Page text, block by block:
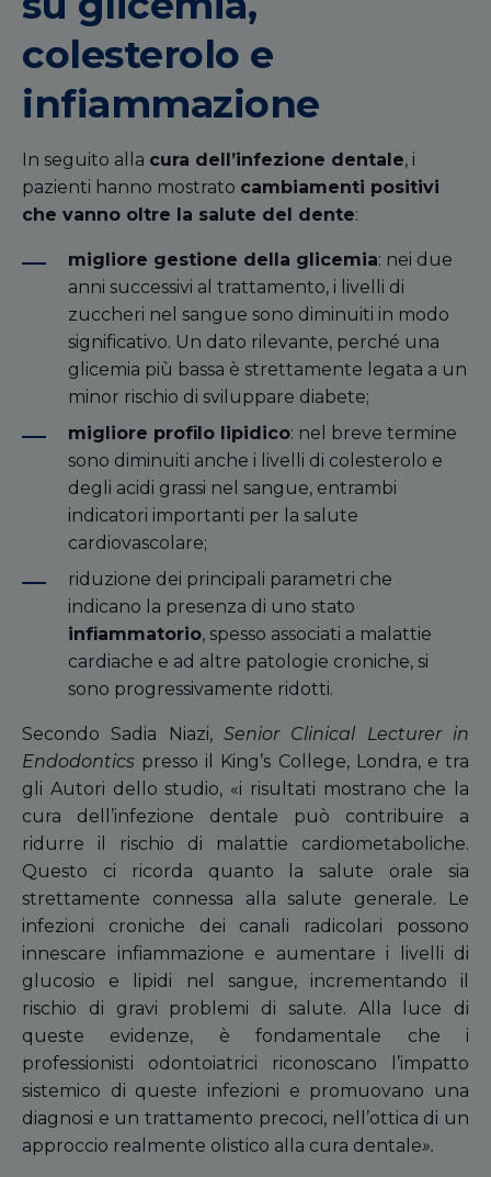
colesterolo e
infiammazione
In seguito alla cura dell’infezione dentale, i
pazienti hanno mostrato cambiamenti positivi
che vanno oltre la salute del dente:
migliore gestione della glicemia: nei due
anni successivi al trattamento, i livelli di
zuccheri nel sangue sono diminuiti in modo
significativo. Un dato rilevante, perché una
glicemia più bassa è strettamente legata a un
minor rischio di sviluppare diabete;
migliore profilo lipidico: nel breve termine
sono diminuiti anche i livelli di colesterolo e
degli acidi grassi nel sangue, entrambi
indicatori importanti per la salute
cardiovascolare;
riduzione dei principali parametri che
indicano la presenza di uno stato
infiammatorio, spesso associati a malattie
cardiache e ad altre patologie croniche, si
sono progressivamente ridotti.
Secondo Sadia Niazi, Senior Clinical Lecturer in
Endodontics presso il King’s College, Londra, e tra
gli Autori dello studio, «i risultati mostrano che la
cura dell’infezione dentale può contribuire a
ridurre il rischio di malattie cardiometaboliche.
Questo ci ricorda quanto la salute orale sia
strettamente connessa alla salute generale. Le
infezioni croniche dei canali radicolari possono
innescare infiammazione e aumentare i livelli di
glucosio e lipidi nel sangue, incrementando il
rischio di gravi problemi di salute. Alla luce di
queste evidenze, è fondamentale che i
professionisti odontoiatrici riconoscano l’impatto
sistemico di queste infezioni e promuovano una
diagnosi e un trattamento precoci, nell’ottica di un
approccio realmente olistico alla cura dentale».